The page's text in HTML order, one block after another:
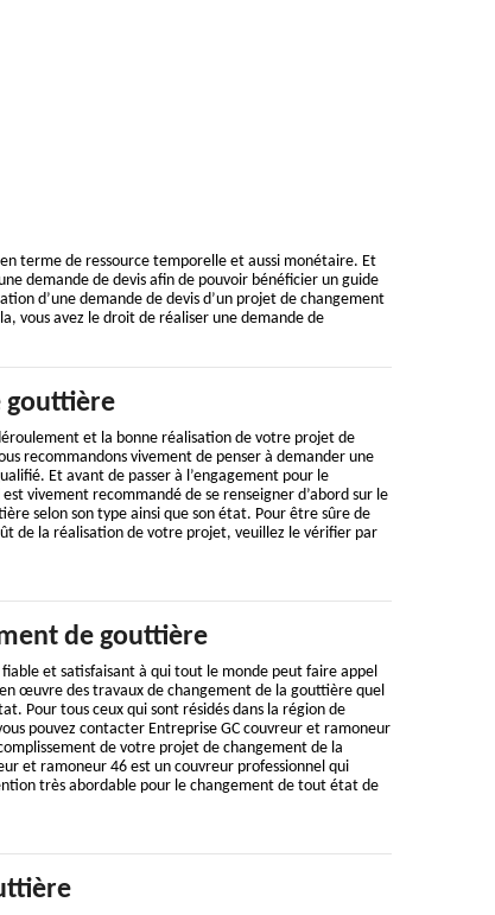
terme de ressource temporelle et aussi monétaire. Et
demande de devis afin de pouvoir bénéficier un guide
d’une demande de devis d’un projet de changement
vous avez le droit de réaliser une demande de
gouttière
et la bonne réalisation de votre projet de
recommandons vivement de penser à demander une
Et avant de passer à l’engagement pour le
vivement recommandé de se renseigner d’abord sur le
selon son type ainsi que son état. Pour être sûre de
de la réalisation de votre projet, veuillez le vérifier par
de gouttière
et satisfaisant à qui tout le monde peut faire appel
œuvre des travaux de changement de la gouttière quel
Pour tous ceux qui sont résidés dans la région de
pouvez contacter Entreprise GC couvreur et ramoneur
de votre projet de changement de la
et ramoneur 46 est un couvreur professionnel qui
très abordable pour le changement de tout état de